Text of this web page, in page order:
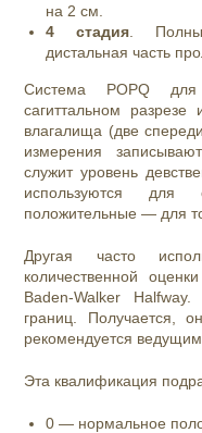
на 2 см.
4 стадия .
дистальная часть
Система POPQ
сагиттальном разрезе
влагалища (две
измерения
служит уровень
используются
положительные — для
Другая часто
количественной
Baden-Walker
границ. Получается,
рекомендуется
Эта квалификация
0 — нормальное